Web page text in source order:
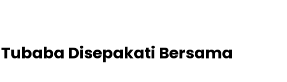
Tubaba Disepakati Bersama